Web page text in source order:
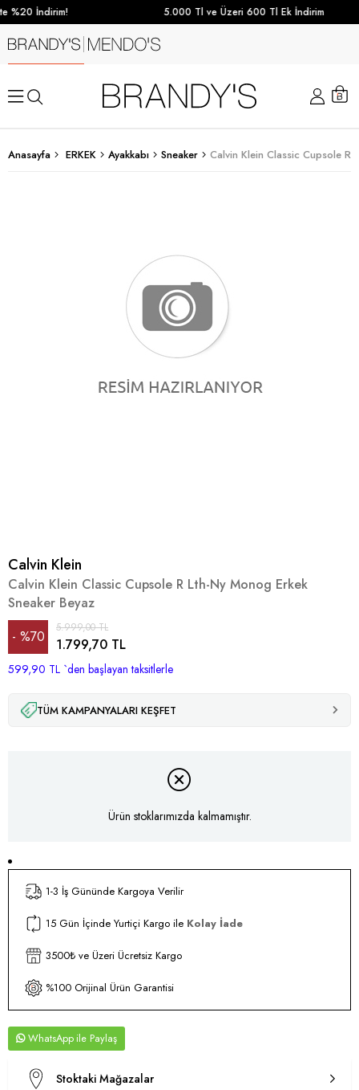
%20 İndirim! 5.000 Tl ve Üzeri 600 Tl Ek İndirim
Anasayfa ERKEK Ayakkabı Sneaker
Calvin Klein
Calvin Klein Classic Cupsole R Lth-Ny Monog Erkek
Sneaker Beyaz
%70
İndirim
5.999,00 TL
1.799,70 TL
599,90 TL `den başlayan taksitlerle
TÜM KAMPANYALARI KEŞFET
Ürün stoklarımızda kalmamıştır.
1-3 İş Gününde Kargoya Verilir
15 Gün İçinde Yurtiçi Kargo ile Kolay İade
3500₺ ve Üzeri Ücretsiz Kargo
%100 Orijinal Ürün Garantisi
WhatsApp
Stoktaki Mağazalar